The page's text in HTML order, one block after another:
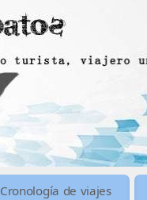
Cronología de viajes